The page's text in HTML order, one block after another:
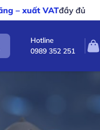
VATđầy đủ
Hotline
0989 352 251